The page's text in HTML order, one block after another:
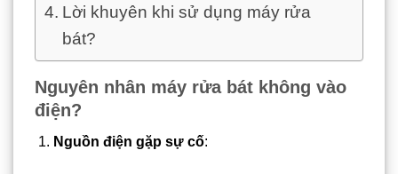
Lời khuyên khi sử dụng máy rửa
bát?
Nguyên nhân máy rửa bát không vào
điện?
Nguồn điện gặp sự cố: